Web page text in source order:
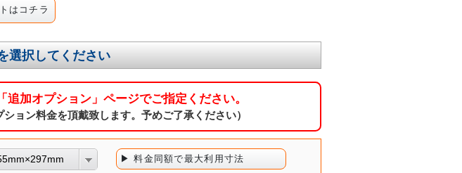
はコチラ
選択してください
加オプション」ページでご指定ください。
ョン料金を頂戴致します。予めご了承ください）
▶ 料金同額で最大利用寸法